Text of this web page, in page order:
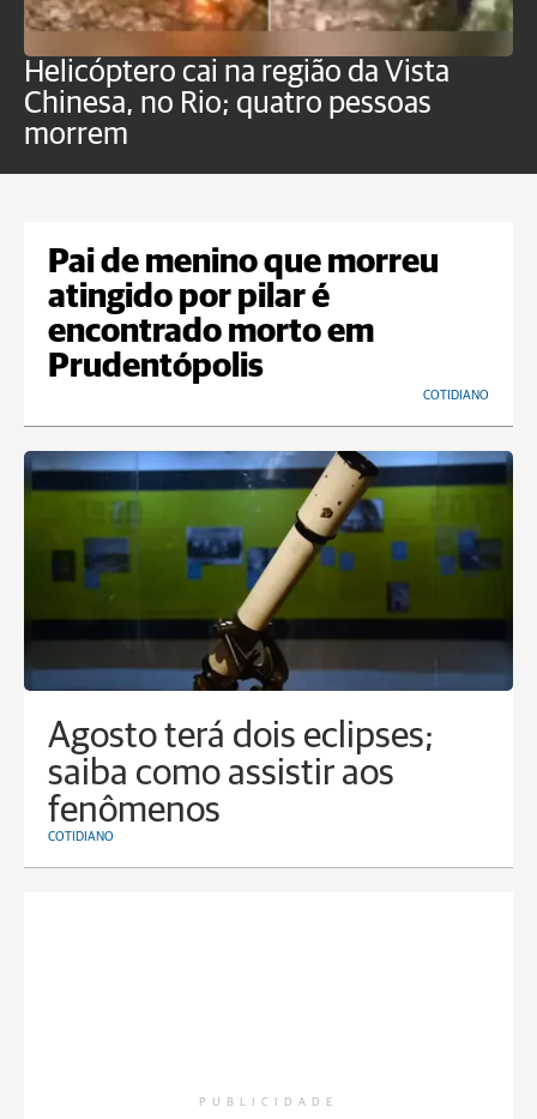
Helicóptero cai na região da Vista
Chinesa, no Rio; quatro pessoas
morrem
Pai de menino que morreu
atingido por pilar é
encontrado morto em
Prudentópolis
COTIDIANO
Agosto terá dois eclipses;
saiba como assistir aos
fenômenos
COTIDIANO
PUBLICIDADE